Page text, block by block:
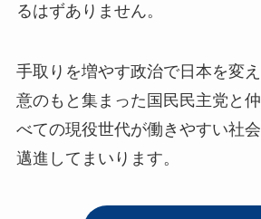
るはずありません。
手取りを増やす政治で日本を変
意のもと集まった国民民主党と
べての現役世代が働きやすい社
邁進してまいります。